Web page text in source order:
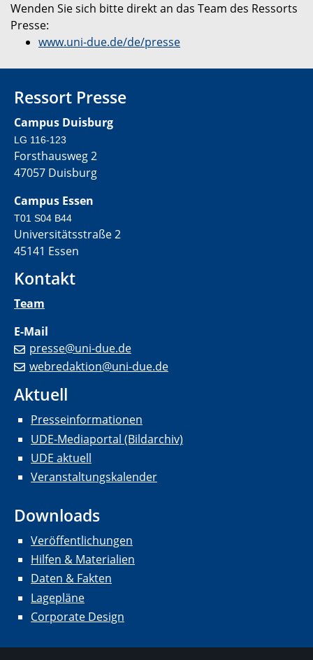
Wenden Sie sich bitte direkt an das Team des Ressorts
Presse:
www.uni-due.de/de/presse
Ressort Presse
Campus Duisburg
LG 116-123
Forsthausweg 2
47057 Duisburg
Campus Essen
T01 S04 B44
Universitätsstraße 2
45141 Essen
Kontakt
Team
E-Mail
presse@uni-due.de
webredaktion@uni-due.de
Aktuell
Presseinformationen
UDE-Mediaportal (Bildarchiv)
UDE aktuell
Veranstaltungskalender
Downloads
Veröffentlichungen
Hilfen & Materialien
Daten & Fakten
Lagepläne
Corporate Design